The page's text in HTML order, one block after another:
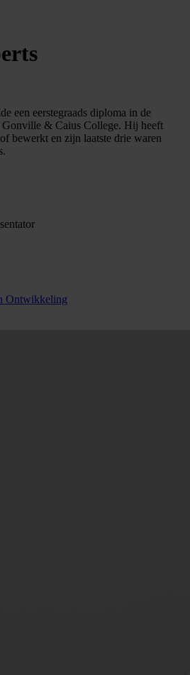
een eerstegraads diploma in de
Gonville & Caius College. Hij heeft
bewerkt en zijn laatste drie waren
Ontwikkeling